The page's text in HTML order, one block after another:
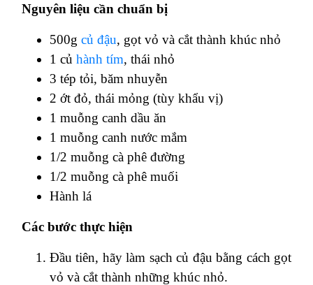
Nguyên liệu cần chuẩn bị
500g củ đậu, gọt vỏ và cắt thành khúc nhỏ
1 củ hành tím, thái nhỏ
3 tép tỏi, băm nhuyễn
2 ớt đỏ, thái mỏng (tùy khẩu vị)
1 muỗng canh dầu ăn
1 muỗng canh nước mắm
1/2 muỗng cà phê đường
1/2 muỗng cà phê muối
Hành lá
Các bước thực hiện
Đầu tiên, hãy làm sạch củ đậu bằng cách gọt
vỏ và cắt thành những khúc nhỏ.